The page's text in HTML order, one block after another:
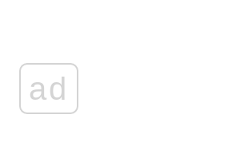
ad